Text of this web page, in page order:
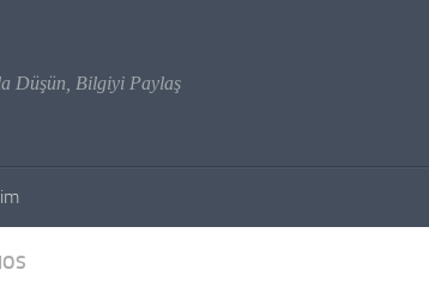
Düşün, Bilgiyi Paylaş
IOS